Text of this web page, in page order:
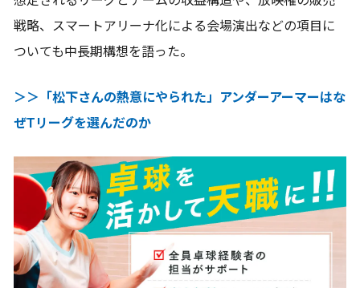
戦略、スマートアリーナ化による会場演出などの項目に
ついても中長期構想を語った。
＞＞「松下さんの熱意にやられた」アンダーアーマーはな
ぜTリーグを選んだのか